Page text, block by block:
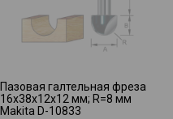
Пазовая галтельная фреза
16х38х12х12 мм; R=8 мм
Makita D-10833